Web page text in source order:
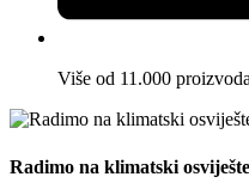
Više od 11.000
Radimo na klimatski